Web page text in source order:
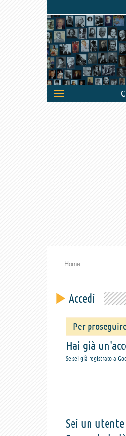
Attiva/disattiva
navigazione
Home
Accedi
Per
Hai già
Se sei già registrato a
Sei un utente